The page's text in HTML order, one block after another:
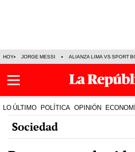
HOY JORGE MESSI ALIANZA LIMA VS SPORT
LO ÚLTIMO POLÍTICA OPINIÓN
Sociedad